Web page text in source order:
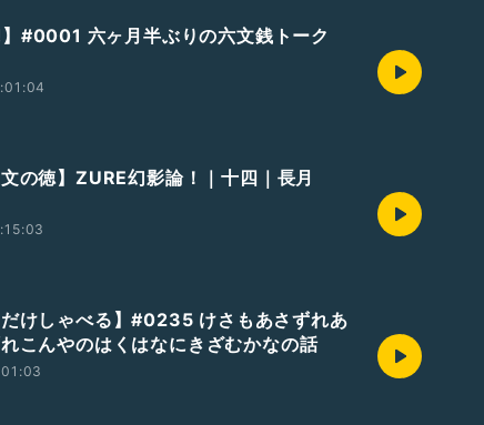
#0001 六ヶ月半ぶりの六文銭トーク
文の徳】ZURE幻影論！｜十四｜長月
だけしゃべる】#0235 けさもあさずれあ
こんやのはくはなにきざむかなの話